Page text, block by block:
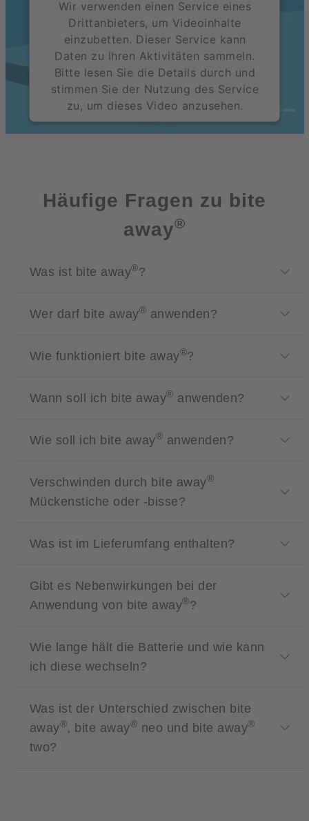
Wir verwenden einen Service eines
Drittanbieters, um Videoinhalte
einzubetten. Dieser Service kann
Daten zu Ihren Aktivitäten sammeln.
Bitte lesen Sie die Details durch und
stimmen Sie der Nutzung des Service
zu, um dieses Video anzusehen.
powered by Usercentrics Consent Management
Häufige Fragen zu bite
away®
Was ist bite away®?
Wer darf bite away® anwenden?
Wie funktioniert bite away®?
Wann soll ich bite away® anwenden?
Wie soll ich bite away® anwenden?
Verschwinden durch bite away®
Mückenstiche oder -bisse?
Was ist im Lieferumfang enthalten?
Gibt es Nebenwirkungen bei der
Anwendung von bite away®?
Wie lange hält die Batterie und wie kann
ich diese wechseln?
Was ist der Unterschied zwischen bite
away®, bite away® neo und bite away®
two?